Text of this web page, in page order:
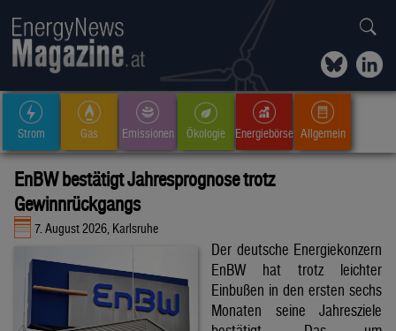
Strom Gas Emissionen Ökologie Energiebörse Allgemein
EnBW bestätigt Jahresprognose trotz
Gewinnrückgangs
7. August 2026, Karlsruhe
Der deutsche Energiekonzern
EnBW hat trotz leichter
Einbußen in den ersten sechs
Monaten seine Jahresziele